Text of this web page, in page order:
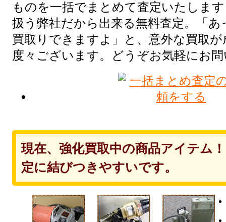
ものを一括でまとめて査定いたしま
扱う弊社だから出来る無料査定。「
買取りできますよ」と、意外な買取
度々ございます。どうぞお気軽にお
現在、強化買取中の商品アイテム
定に結びつきやすいです。